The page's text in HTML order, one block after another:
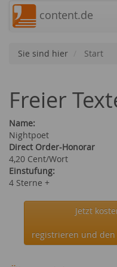
content.de
Sie sind hier Start
Freier
Name:
Nightpoet
Direct Order-Honorar
4,20 Cent/Wort
Einstufung:
4 Sterne +
Jetzt
registrieren und